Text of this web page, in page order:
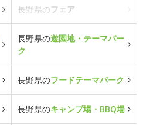
長野県のフェア
長野県の遊園地・テーマパー
ク
長野県のフードテーマパーク
長野県のキャンプ場・BBQ場